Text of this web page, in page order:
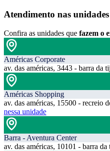
Atendimento nas unidades
Confira as unidades que fazem o
Américas Corporate
av. das américas, 3443 - barra da
Américas Shopping
av. das américas, 15500 - recreio
nessa unidade
Barra - Aventura Center
av. das américas, 10101 - barra